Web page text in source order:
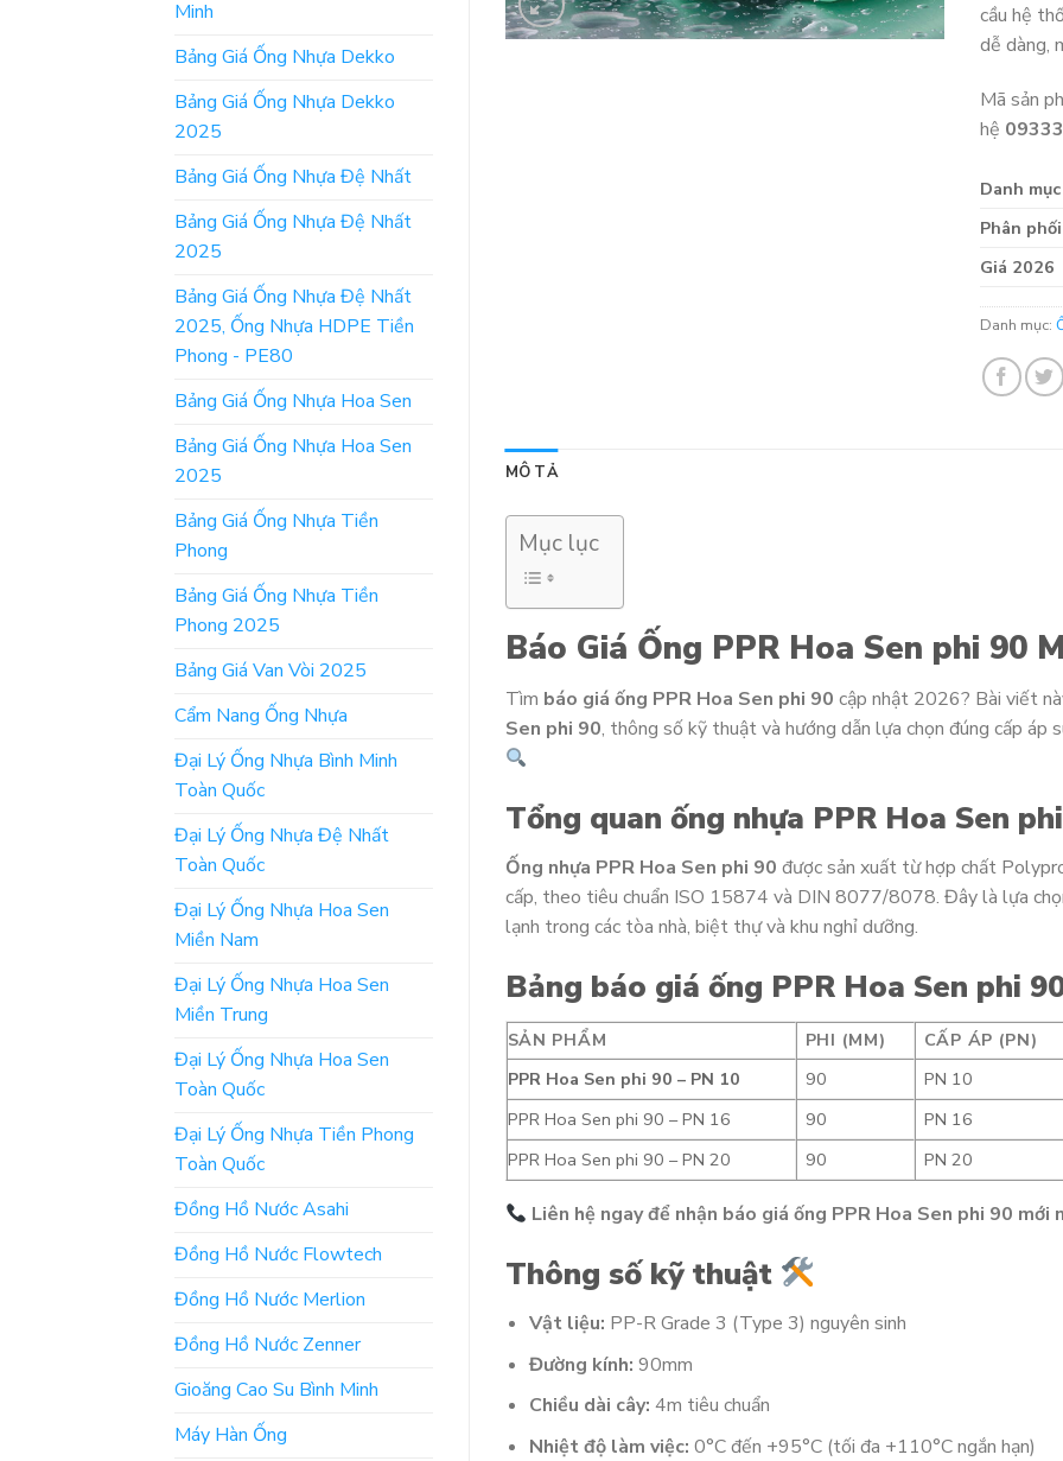
Minh
Bảng Giá Ống Nhựa Dekko
Bảng Giá Ống Nhựa Dekko
2025
Bảng Giá Ống Nhựa Đệ Nhất
Bảng Giá Ống Nhựa Đệ Nhất
2025
Bảng Giá Ống Nhựa Đệ Nhất
2025, Ống Nhựa HDPE Tiền
Phong - PE80
Bảng Giá Ống Nhựa Hoa Sen
Bảng Giá Ống Nhựa Hoa Sen
2025
Bảng Giá Ống Nhựa Tiền
Phong
Bảng Giá Ống Nhựa Tiền
Phong 2025
Bảng Giá Van Vòi 2025
Cẩm Nang Ống Nhựa
Đại Lý Ống Nhựa Bình Minh
Toàn Quốc
Đại Lý Ống Nhựa Đệ Nhất
Toàn Quốc
Đại Lý Ống Nhựa Hoa Sen
Miền Nam
Đại Lý Ống Nhựa Hoa Sen
Miền Trung
Đại Lý Ống Nhựa Hoa Sen
Toàn Quốc
Đại Lý Ống Nhựa Tiền Phong
Toàn Quốc
Đồng Hồ Nước Asahi
Đồng Hồ Nước Flowtech
Đồng Hồ Nước Merlion
Đồng Hồ Nước Zenner
Gioăng Cao Su Bình Minh
Máy Hàn Ống
cầu hệ
dễ dàng,
Mã sản
hệ
Danh mục
Phân phối
Giá 2026
Danh mục:
MÔ TẢ
Mục lục
Báo Giá Ống PPR Hoa Sen phi 90
Tìm báo giá ống PPR Hoa Sen phi 90 cập nhật 2026? Bài viết
Sen phi 90, thông số kỹ thuật và hướng dẫn lựa chọn đúng cấp áp
Tổng quan ống nhựa PPR Hoa Sen
Ống nhựa PPR Hoa Sen phi 90 được sản xuất từ hợp chất
cấp, theo tiêu chuẩn ISO 15874 và DIN 8077/8078. Đây là lựa
lạnh trong các tòa nhà, biệt thự và khu nghỉ dưỡng.
Bảng báo giá ống PPR Hoa Sen phi
SẢN PHẨM PHI (MM) CẤP ÁP (PN)
PPR Hoa Sen phi 90 – PN 10
90 PN 10
PPR Hoa Sen phi 90 – PN 16
90 PN 16
PPR Hoa Sen phi 90 – PN 20
90 PN 20
Liên hệ ngay để nhận báo giá ống PPR Hoa Sen phi 90 mới
Thông số kỹ thuật
Vật liệu: PP-R Grade 3 (Type 3) nguyên sinh
Đường kính: 90mm
Chiều dài cây: 4m tiêu chuẩn
Nhiệt độ làm việc: 0°C đến +95°C (tối đa +110°C ngắn hạn)